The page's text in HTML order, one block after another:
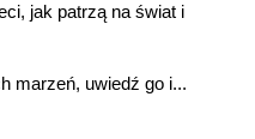
jak patrzą na świat i
marzeń, uwiedź go i...